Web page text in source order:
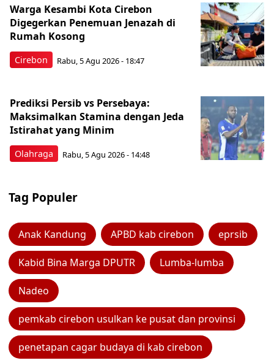
Cirebon
Warga Kesambi Kota Cirebon
Digegerkan Penemuan Jenazah di
Rumah Kosong
Rabu, 5 Agu 2026 - 18:47
Olahraga
Prediksi Persib vs Persebaya:
Maksimalkan Stamina dengan Jeda
Istirahat yang Minim
Rabu, 5 Agu 2026 - 14:48
Tag Populer
Anak Kandung APBD kab cirebon eprsib
Kabid Bina Marga DPUTR Lumba-lumba
Nadeo
pemkab cirebon usulkan ke pusat dan provinsi
penetapan cagar budaya di kab cirebon